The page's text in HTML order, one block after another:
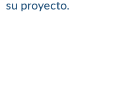
su proyecto.